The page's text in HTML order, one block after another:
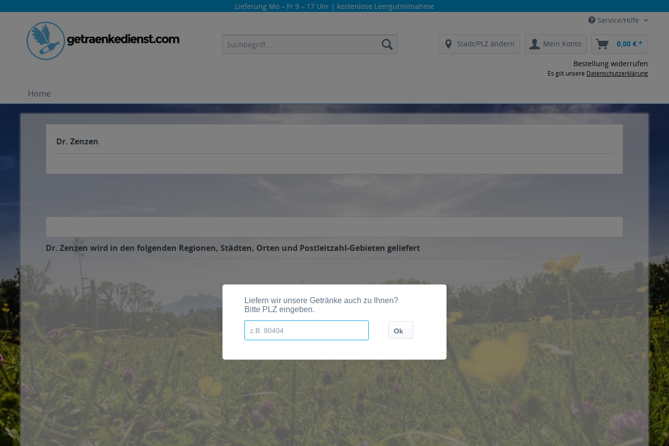
Lieferung Mo – Fr 9 – 17 Uhr | kostenlose Leergutmitnahme
Service/Hilfe
Stadt/PLZ ändern Mein Konto 0,00 € *
Bestellung widerrufen
Es gilt unsere Datenschutzerklärung
Home
Dr. Zenzen
Dr. Zenzen wird in den folgenden Regionen, Städten, Orten und Postleitzahl-Gebieten geliefert